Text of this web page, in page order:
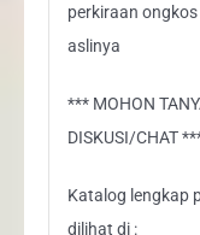
perkiraan
aslinya
*** MOHON
DISKUSI/CHAT
Katalog lengkap
dilihat di :